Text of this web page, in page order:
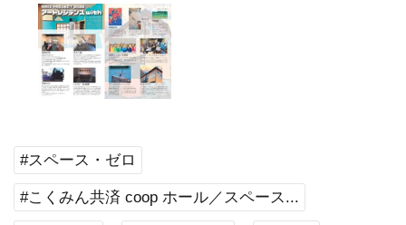
#スペース・ゼロ
#こくみん共済 coop ホール／スペース...